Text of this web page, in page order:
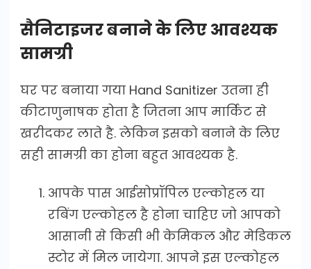
सैनिटाइजर बनाने के लिए आवश्यक
सामग्री
घर पर बनाया गया Hand Sanitizer उतना ही
कीटाणुनाषक होता है जितना आप मार्किट से
खरीदकर लाते है. लेकिन इसको बनाने के लिए
सही सामग्री का होना बहुत आवश्यक है.
आपके पास आईसोप्रॉपिल एल्कोहल या
रबिंग एल्कोहल है होना चाहिए जो आपको
आसानी से किसी भी केमिकल और मेडिकल
स्टोर में मिल जायेगा. आपने इस एल्कोहल